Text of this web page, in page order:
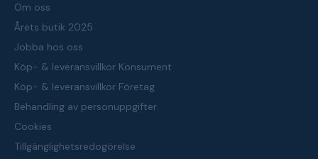
Om oss
Årets butik 2025
Jobba hos oss
Köp- & leveransvillkor Konsument
Köp- & leveransvillkor Företag
Behandling av personuppgifter
Cookies
Tillgänglighetsredogörelse